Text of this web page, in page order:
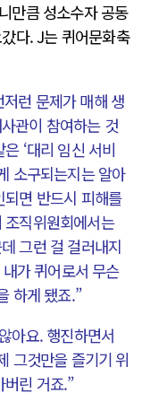
만큼 성소수자 공동
다. J는 퀴어문화축
런 문제가 매해 생
관이 참여하는 것
‘대리 임신 서비
소구되는지는 알아
면 반드시 피해를
직위원회에서는
그런 걸 걸러내지
가 퀴어로서 무슨
하게 됐죠.”
아요. 행진하면서
그것만을 즐기기 위
린 거죠.”